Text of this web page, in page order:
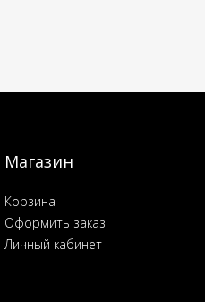
Магазин
Корзина
Оформить заказ
Личный кабинет